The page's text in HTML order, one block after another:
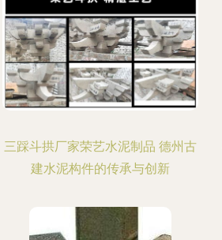
三踩斗拱厂家荣艺水泥制品 德州古
建水泥构件的传承与创新